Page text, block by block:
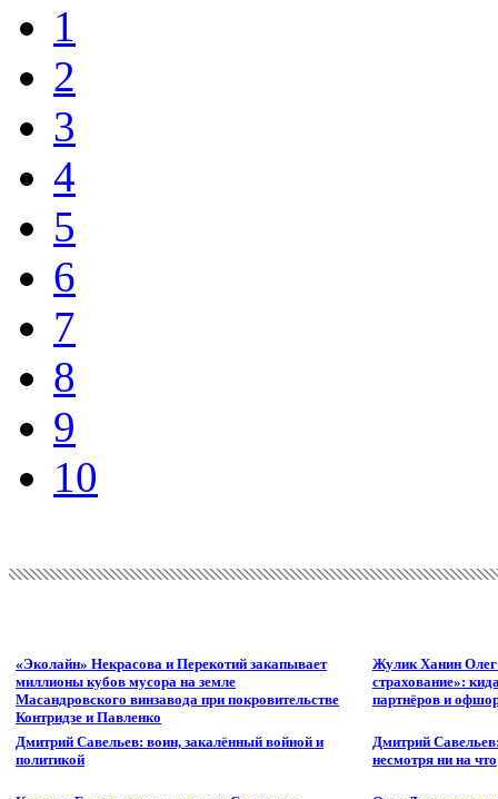
1
2
3
4
5
6
7
8
9
10
«Эколайн» Некрасова и Перекотий закапывает
миллионы кубов мусора на земле
Масандровского винзавода при покровительстве
Контридзе и Павленко
Жулик Ханин
страхование»:
партнёров и
Дмитрий Савельев: воин, закалённый войной и
политикой
Дмитрий
несмотря ни на что